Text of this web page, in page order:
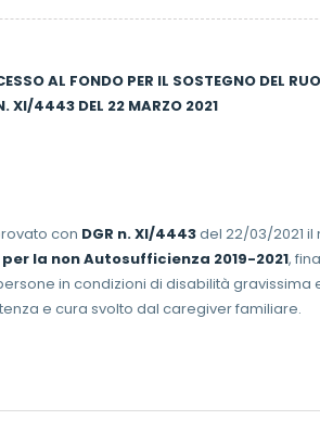
AL FONDO PER IL SOSTEGNO DEL
XI/4443 DEL 22 MARZO 2021
con DGR n. XI/4443del 22/03/2021
la non Autosufficienza 2019-2021,
in condizioni di disabilità
e cura svolto dal caregiver familiare.